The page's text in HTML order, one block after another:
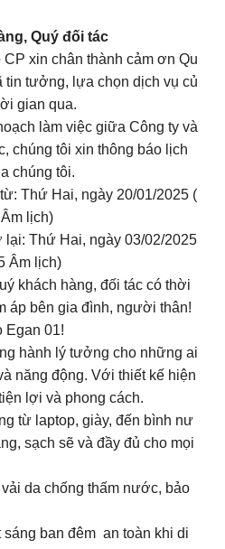
Quý đối tác
xin chân thành cảm ơn Qu
tin tưởng, lựa chọn dịch vụ củ
gian qua.
làm việc giữa Công ty và
chúng tôi xin thông báo lịch
chúng tôi.
Thứ Hai, ngày 20/01/2025 (
lịch)
Thứ Hai, ngày 03/02/2025
Âm lịch)
khách hàng, đối tác có thời
áp bên gia đình, người thân!
Egan 01!
hành lý tưởng cho những ai
năng động. Với thiết kế hiện
lợi và phong cách.
từ laptop, giày, đến bình nư
sạch sẽ và đầy đủ cho mọi
da chống thấm nước, bảo
sáng ban đêm an toàn khi di